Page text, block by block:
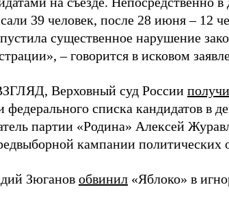
39 человек, после 28 июня – 12
существенное нарушение
– говорится в исковом
Верховный суд России
федерального списка кандидатов в
партии «Родина» Алексей
кампании политических
Зюганов обвинил «Яблоко» в